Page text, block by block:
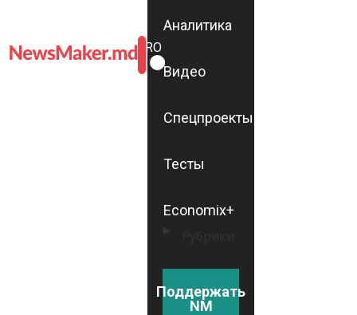
ROMÂNĂ
RU
Аналитика
Видео
Спецпроекты
Тесты
Economix+
Поддержать
NM